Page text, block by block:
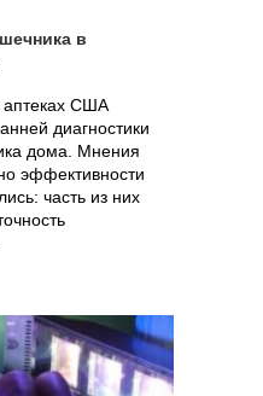
в
аптеках США
диагностики
дома. Мнения
эффективности
часть из них